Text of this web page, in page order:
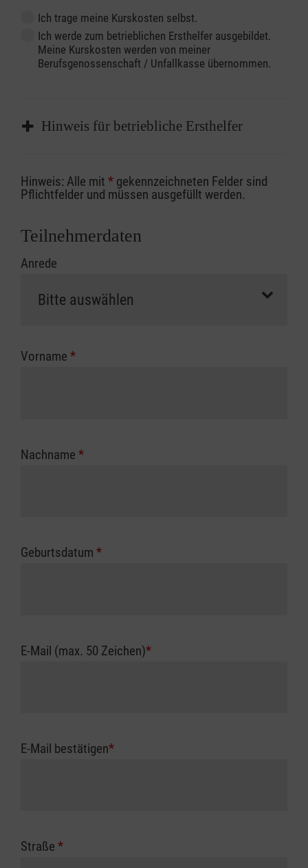
Ich trage meine Kurskosten selbst.
Ich werde zum betrieblichen Ersthelfer ausgebildet.
Meine Kurskosten werden von meiner
Berufsgenossenschaft / Unfallkasse übernommen.
Hinweis für betriebliche Ersthelfer
Sofern Sie ein Kostenübernahmeverfahren
Ihrer Berufsgenossenschaft / Unfallkasse
Abrechnungsunterlagen spätestens zu
erfolgt eine Abrechnung der vollen Kursgebühr
Die notwendigen Formulare für die
zuständigen Berufsgenossenschaft oder
Hinweis: Alle mit * gekennzeichneten Felder sind
Pflichtfelder und müssen ausgefüllt werden.
Teilnehmerdaten
Anrede
Vorname *
Nachname *
Geburtsdatum *
E-Mail (max. 50 Zeichen)*
E-Mail bestätigen*
Straße *